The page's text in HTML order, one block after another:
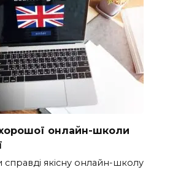
онлайн-школи
справді якісну онлайн-школу